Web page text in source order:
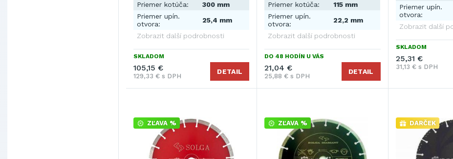
Priemer kotúča:
300 mm
Priemer upín.
otvora:
25,4 mm
Zobrazit další podrobnosti
SKLADOM
105,15 €
129,33 € s DPH
DETAIL
Priemer kotúča:
115 mm
Priemer upín.
otvora:
22,2 mm
Zobrazit další podrobnosti
DO 48 HODÍN U VÁS
21,04 €
25,88 € s DPH
DETAIL
Priemer upín.
otvora:
Zobrazit další
SKLADOM
25,31 €
31,13 € s DPH
ZĽAVA % ZĽAVA % DARČEK